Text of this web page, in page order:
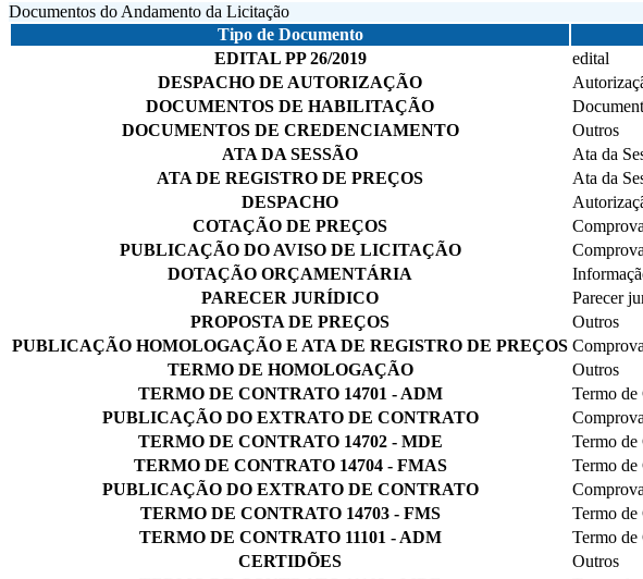
Documentos do Andamento da Licitação
Tipo de Documento
EDITAL PP 26/2019
edital
DESPACHO DE AUTORIZAÇÃO
DOCUMENTOS DE HABILITAÇÃO
DOCUMENTOS DE CREDENCIAMENTO
Outros
ATA DA SESSÃO
Ata da
ATA DE REGISTRO DE PREÇOS
Ata da
DESPACHO
COTAÇÃO DE PREÇOS
PUBLICAÇÃO DO AVISO DE LICITAÇÃO
DOTAÇÃO ORÇAMENTÁRIA
PARECER JURÍDICO
Parecer
PROPOSTA DE PREÇOS
Outros
PUBLICAÇÃO HOMOLOGAÇÃO E ATA DE REGISTRO DE PREÇOS
TERMO DE HOMOLOGAÇÃO
Outros
TERMO DE CONTRATO 14701 - ADM
Termo de
PUBLICAÇÃO DO EXTRATO DE CONTRATO
TERMO DE CONTRATO 14702 - MDE
Termo de
TERMO DE CONTRATO 14704 - FMAS
Termo de
PUBLICAÇÃO DO EXTRATO DE CONTRATO
TERMO DE CONTRATO 14703 - FMS
Termo de
TERMO DE CONTRATO 11101 - ADM
Termo de
CERTIDÕES
Outros